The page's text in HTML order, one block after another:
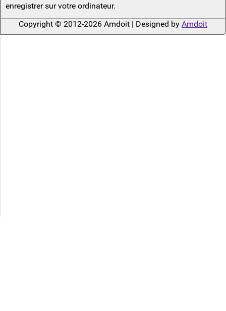
enregistrer sur votre ordinateur.
Copyright © 2012-2026 Amdoit | Designed by Amdoit